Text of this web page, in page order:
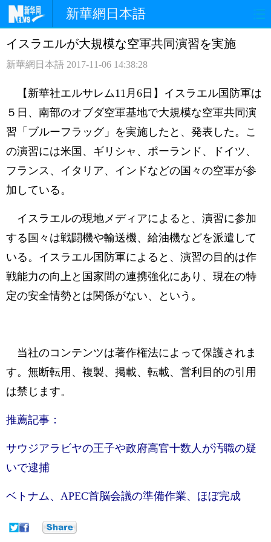
新華網日本語
ホームページ 政治 経済
観光 評論 写真
中日対訳
イスラエルが大規模な空軍共同演習を実施
新華網日本語 2017-11-06 14:38:28
【新華社エルサレム11月6日】イスラエル国防軍は
５日、南部のオブダ空軍基地で大規模な空軍共同演
習「ブルーフラッグ」を実施したと、発表した。こ
の演習には米国、ギリシャ、ポーランド、ドイツ、
フランス、イタリア、インドなどの国々の空軍が参
加している。
イスラエルの現地メディアによると、演習に参加
する国々は戦闘機や輸送機、給油機などを派遣して
いる。イスラエル国防軍によると、演習の目的は作
戦能力の向上と国家間の連携強化にあり、現在の特
定の安全情勢とは関係がない、という。
当社のコンテンツは著作権法によって保護されま
す。無断転用、複製、掲載、転載、営利目的の引用
は禁じます。
推薦記事：
サウジアラビヤの王子や政府高官十数人が汚職の疑
いで逮捕
ベトナム、APEC首脳会議の準備作業、ほぼ完成